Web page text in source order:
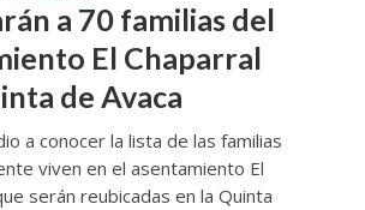
a 70 familias del
El Chaparral
de Avaca
a conocer la lista de las familias
viven en el asentamiento El
serán reubicadas en la Quinta